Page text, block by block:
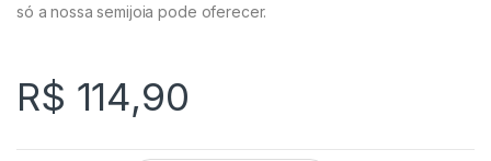
só a nossa semijoia pode oferecer.
R$ 114,90